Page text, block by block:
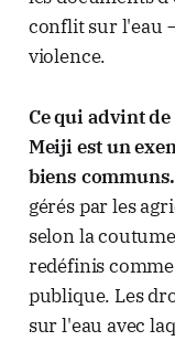
conflit sur l'eau
violence.
Ce qui advint
Meiji est un
biens communs.
gérés par les
selon la
redéfinis
publique. Les
sur l'eau avec